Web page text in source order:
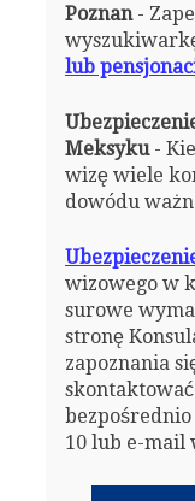
Poznan-
lub
Meksyku-
wizę wiele
dowódu
wizowego w
surowe
stronę
zapoznania
bezpośrednio
10 lub e-mail